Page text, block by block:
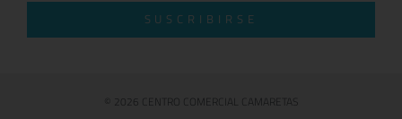
SUSCRIBIRSE
© 2026 CENTRO COMERCIAL CAMARETAS